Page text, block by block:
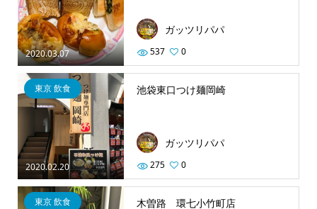
2020.03.07
ガッツリパパ
537 0
2020.02.20
東京 飲食 池袋東口つけ麺岡崎
ガッツリパパ
275 0
東京 飲食 木曽路 環七小竹町店